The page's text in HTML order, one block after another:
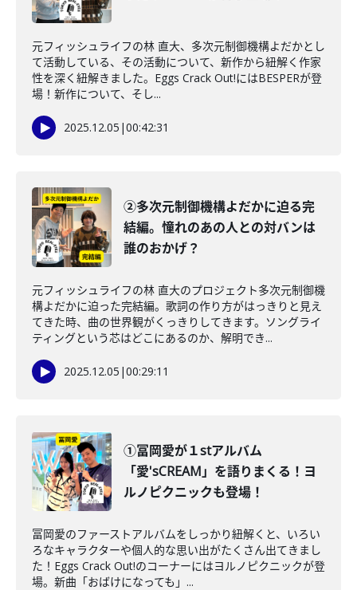
元フィッシュライフの林 直大、多次元制御機構よだかとし
て活動している、その活動について、新作から紐解く作家
性を深く紐解きました。Eggs Crack Out!にはBESPERが登
場！新作について、そし...
2025.12.05 |00:42:31
②多次元制御機構よだかに迫る完
結編。憧れのあの人との対バンは
誰のおかげ？
元フィッシュライフの林 直大のプロジェクト多次元制御機
構よだかに迫った完結編。歌詞の作り方がはっきりと見え
てきた時、曲の世界観がくっきりしてきます。ソングライ
ティングという芯はどこにあるのか、解明でき...
2025.12.05 |00:29:11
①冨岡愛が１stアルバム
「愛'sCREAM」を語りまくる！ヨ
ルノピクニックも登場！
冨岡愛のファーストアルバムをしっかり紐解くと、いろい
ろなキャラクターや個人的な思い出がたくさん出てきまし
た！Eggs Crack Out!のコーナーにはヨルノピクニックが登
場。新曲「おばけになっても」...